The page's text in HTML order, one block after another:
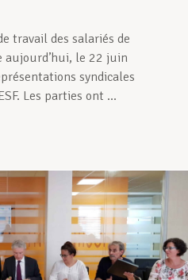
travail des salariés de
aujourd’hui, le 22 juin
syndicales
Les parties ont ...